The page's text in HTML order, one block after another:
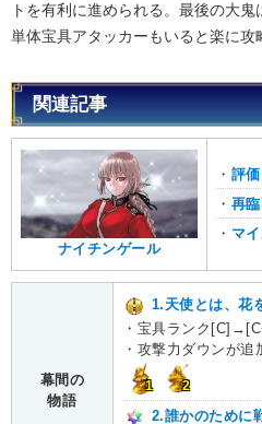
トを有利に進められる。最後の大鬼
単体宝具アタッカーもいると楽に攻
関連記事
ナイチンゲール
・ 評
・ 再
・ マ
幕間の
物語
1.天使とは、花
・宝具ランク
・攻撃力ダウンが追
1 2
2.誰かのために